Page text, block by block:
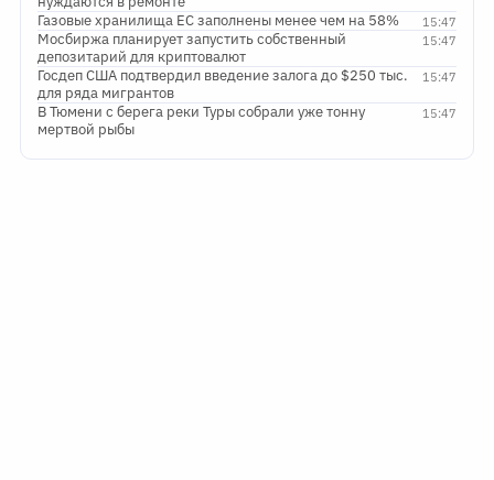
15:47
Газовые хранилища ЕС заполнены менее чем на 58%
15:47
Мосбиржа планирует запустить собственный
депозитарий для криптовалют
15:47
Госдеп США подтвердил введение залога до $250 тыс.
для ряда мигрантов
15:47
В Тюмени с берега реки Туры собрали уже тонну
мертвой рыбы